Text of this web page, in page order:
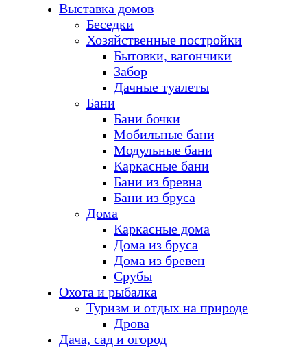
Выставка домов
Беседки
Хозяйственные постройки
Бытовки, вагончики
Забор
Дачные туалеты
Бани
Бани бочки
Мобильные бани
Модульные бани
Каркасные бани
Бани из бревна
Бани из бруса
Дома
Каркасные дома
Дома из бруса
Дома из бревен
Срубы
Охота и рыбалка
Туризм и отдых на природе
Дрова
Дача, сад и огород